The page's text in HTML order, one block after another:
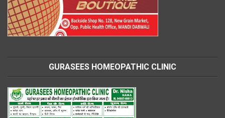
GURASEES HOMEOPATHIC CLINIC